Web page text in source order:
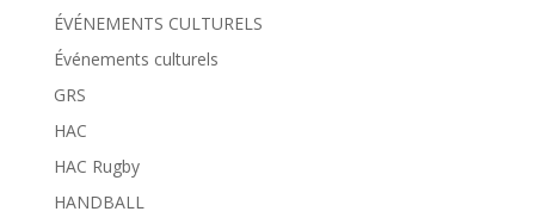
ÉVÉNEMENTS CULTURELS
Événements culturels
GRS
HAC
HAC Rugby
HANDBALL